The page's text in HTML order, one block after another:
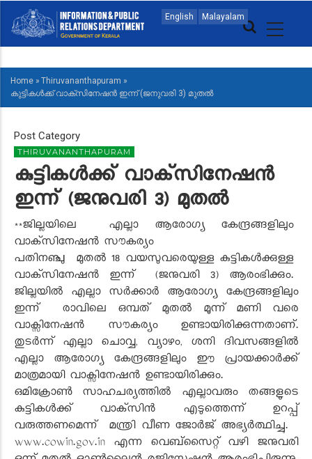
main
English Malayalam
MAIN
NAVIGATION
MALAYALAM
BREADCRUMB
Home » Thiruvananthapuram »
കുട്ടികള്‍ക്ക് വാക്‌സിനേഷന്‍ ഇന്ന് (ജനുവരി 3) മുതല്‍
Post Category
THIRUVANANTHAPURAM
കുട്ടികള്‍ക്ക് വാക്‌സിനേഷന്‍
ഇന്ന് (ജനുവരി 3) മുതല്‍
**ജില്ലയിലെ എല്ലാ ആരോഗ്യ കേന്ദ്രങ്ങളിലും
വാക്‌സിനേഷന്‍ സൗകര്യം
പതിനഞ്ചു മുതൽ 18 വയസുവരെയുള്ള കുട്ടികൾക്കുള്ള
വാക്‌സിനേഷൻ ഇന്ന്‌ (ജനുവരി 3) ആരംഭിക്കും.
ജില്ലയില്‍ എല്ലാ സര്‍ക്കാര്‍ ആരോഗ്യ കേന്ദ്രങ്ങളിലും
ഇന്ന് രാവിലെ ഒമ്പത് മുതല്‍ മൂന്ന് മണി വരെ
വാക്സിനേഷന്‍ സൗകര്യം ഉണ്ടായിരിക്കുന്നതാണ്.
തുടര്‍ന്ന് എല്ലാ ചൊവ്വ, വ്യാഴം, ശനി ദിവസങ്ങളില്‍
എല്ലാ ആരോഗ്യ കേന്ദ്രങ്ങളിലും ഈ പ്രായക്കാര്‍ക്ക്
മാത്രമായി വാക്സിനേഷന്‍ ഉണ്ടായിരിക്കും.
ഒമിക്രോണ്‍ സാഹചര്യത്തില്‍ എല്ലാവരും തങ്ങളുടെ
കുട്ടികള്‍ക്ക് വാക്‌സിന്‍ എടുത്തെന്ന് ഉറപ്പ്
വരുത്തണമെന്ന്‌ മന്ത്രി വീണ ജോര്‍ജ് അഭ്യര്‍ത്ഥിച്ചു.
www.cowin.gov.in എന്ന വെബ്സൈറ്റ് വഴി ജനുവരി